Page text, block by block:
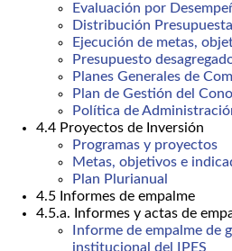
Evaluación por
Distribución
Ejecución de metas,
Presupuesto
Planes Generales de
Plan de Gestión del
Política de
4.4 Proyectos de Inversión
Programas y proyectos
Metas, objetivos e
Plan Plurianual
4.5 Informes de empalme
4.5.a. Informes y actas de
Informe de empalme de
institucional del IPES